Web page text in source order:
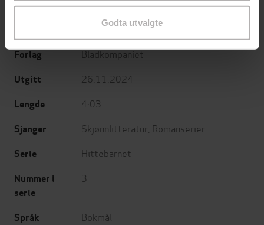
Godta utvalgte
(innleser)
Forlag Bladkompaniet
Utgitt 26.11.2024
Lengde 4:03
Sjanger Skjønnlitteratur Romanserier
Serie Hittebarnet
Nummer i
serie
3
Språk Bokmål